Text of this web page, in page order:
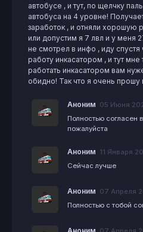
автобусе , и тут, по щелчку
автобуса на 4 уровне!
заработок , и отняли хорошую
или допустим я 7 лвл и у меня
не смотрел в инфо , иду спустя
работу инкасатором , и тут
работать инкасатором вам
обидно! Так что я очень прошу
Аноним 05 Июня
Полностью согласен
пожалуйста
Аноним 11 Января
Сейчас лучше
Аноним 07 Апреля
Полностью с тобой